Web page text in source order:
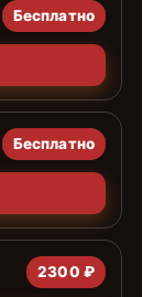
Бесплатно
Бесплатно
2300 ₽